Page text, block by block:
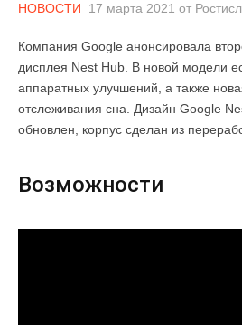
НОВОСТИ 17 марта 2021 от
Компания Google анонсировала
дисплея Nest Hub. В новой модели
аппаратных улучшений, а также
отслеживания сна. Дизайн Google
обновлен, корпус сделан из
Возможности